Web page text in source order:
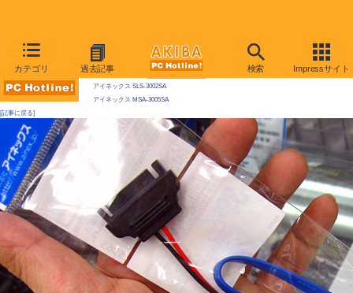
カテゴリ 過去記事 検索 Impressサイト
AKIBA PC Hotline! 2010年7月10日号
今週見つけた新製品：そのほか
アイネックス SLS-3002SA
アイネックス MSA-3005SA
[記事に戻る]